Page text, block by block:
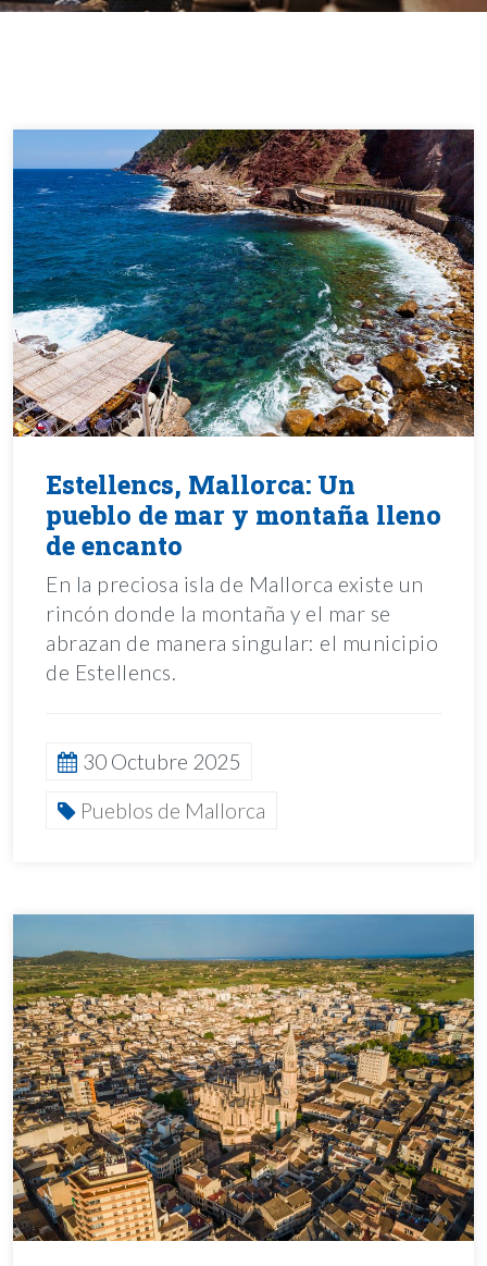
Estellencs, Mallorca: Un
pueblo de mar y montaña lleno
de encanto
En la preciosa isla de Mallorca existe un
rincón donde la montaña y el mar se
abrazan de manera singular: el municipio
de Estellencs.
30 Octubre 2025
Pueblos de Mallorca